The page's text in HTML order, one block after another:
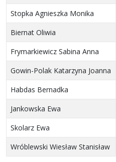
Stopka Agnieszka Monika
Biernat Oliwia
Frymarkiewicz Sabina Anna
Gowin-Polak Katarzyna Joanna
Habdas Bernadka
Jankowska Ewa
Skolarz Ewa
Wróblewski Wiesław Stanisław